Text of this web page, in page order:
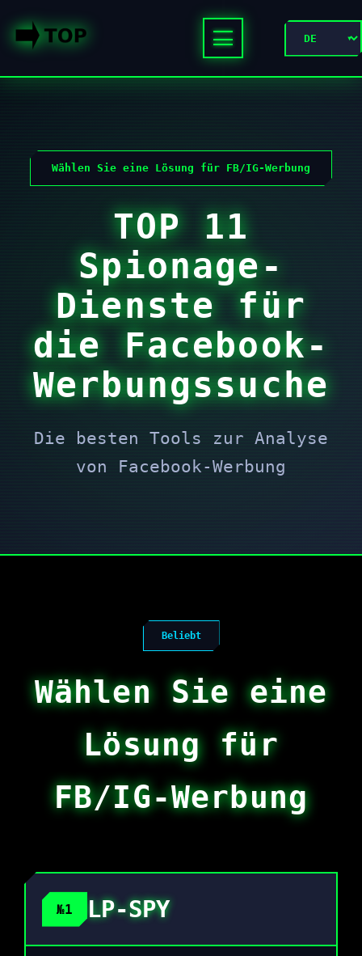
Wählen Sie eine Lösung für FB/IG-Werbung
TOP 11
Spionage-
Dienste für
die Facebook-
Werbungssuche
Die besten Tools zur Analyse
von Facebook-Werbung
Beliebt
Wählen Sie eine
Lösung für
FB/IG-Werbung
№1 LP-SPY